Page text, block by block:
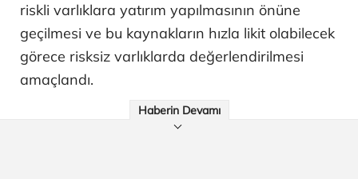
riskli varlıklara yatırım yapılmasının önüne
geçilmesi ve bu kaynakların hızla likit olabilecek
görece risksiz varlıklarda değerlendirilmesi
amaçlandı.
Haberin Devamı